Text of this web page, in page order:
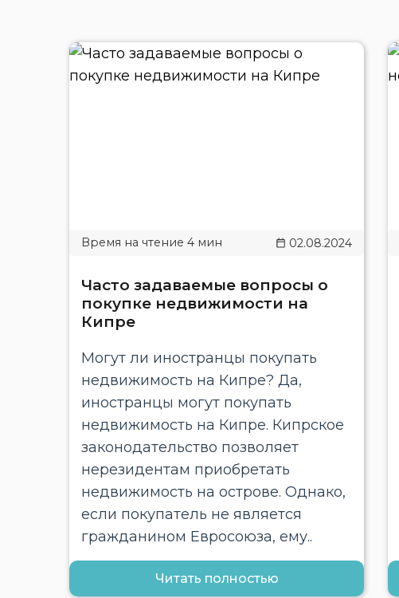
02.08.2024
Часто задаваемые вопросы о
покупке недвижимости на
Кипре
Могут ли иностранцы покупать
недвижимость на Кипре? Да,
иностранцы могут покупать
недвижимость на Кипре. Кипрское
законодательство позволяет
нерезидентам приобретать
недвижимость на острове. Однако,
если покупатель не является
гражданином Евросоюза, ему..
Читать полностью